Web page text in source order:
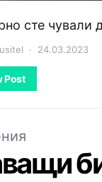
сте чували
24.03.2023
Post